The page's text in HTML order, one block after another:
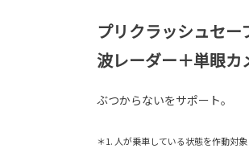
プリクラッシュセー
波レーダー＋単眼カ
ぶつからないをサポート。
＊1. 人が乗車している状態を作動対象